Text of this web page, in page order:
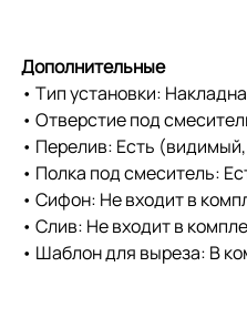
Дополнительные
• Тип установки:
• Отверстие под
• Перелив: Есть
• Полка под смеситель:
• Сифон: Не входит в
• Слив: Не входит в
• Шаблон для выреза: В